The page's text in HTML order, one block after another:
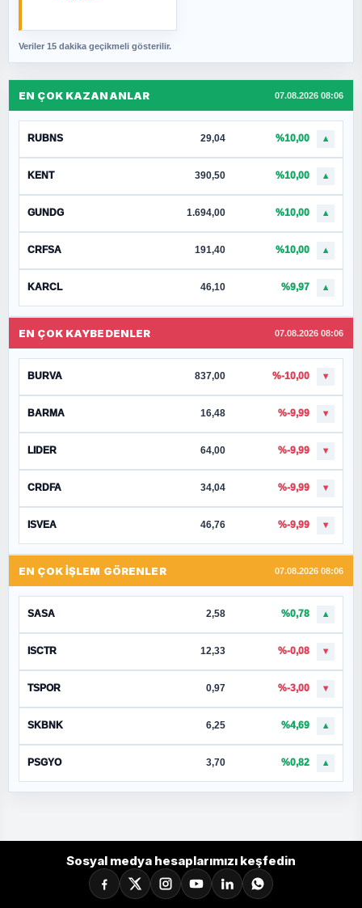
Veriler 15 dakika geçikmeli gösterilir.
EN ÇOK KAZANANLAR 07.08.2026 08:06
RUBNS 29,04 %10,00 ▲
KENT 390,50 %10,00 ▲
GUNDG 1.694,00 %10,00 ▲
CRFSA 191,40 %10,00 ▲
KARCL 46,10 %9,97 ▲
EN ÇOK KAYBEDENLER 07.08.2026 08:06
BURVA 837,00 %-10,00 ▼
BARMA 16,48 %-9,99 ▼
LIDER 64,00 %-9,99 ▼
CRDFA 34,04 %-9,99 ▼
ISVEA 46,76 %-9,99 ▼
EN ÇOK İŞLEM GÖRENLER 07.08.2026 08:06
SASA 2,58 %0,78 ▲
ISCTR 12,33 %-0,08 ▼
TSPOR 0,97 %-3,00 ▼
SKBNK 6,25 %4,69 ▲
PSGYO 3,70 %0,82 ▲
Sosyal medya hesaplarımızı keşfedin